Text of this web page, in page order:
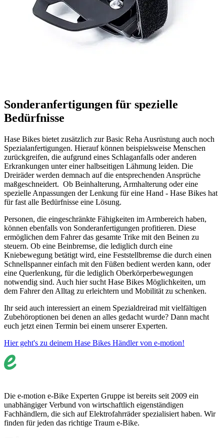
Sonderanfertigungen für spezielle
Bedürfnisse
Hase Bikes bietet zusätzlich zur Basic Reha Ausrüstung auch noch
Spezialanfertigungen. Hierauf können beispielsweise Menschen
zurückgreifen, die aufgrund eines Schlaganfalls oder anderen
Erkrankungen unter einer halbseitigen Lähmung leiden. Die
Dreiräder werden demnach auf die entsprechenden Ansprüche
maßgeschneidert. Ob Beinhalterung, Armhalterung oder eine
spezielle Anpassungen der Lenkung für eine Hand - Hase Bikes hat
für fast alle Bedürfnisse eine Lösung.
Personen, die eingeschränkte Fähigkeiten im Armbereich haben,
können ebenfalls von Sonderanfertigungen profitieren. Diese
ermöglichen dem Fahrer das gesamte Trike mit den Beinen zu
steuern. Ob eine Beinbremse, die lediglich durch eine
Kniebewegung betätigt wird, eine Feststellbremse die durch einen
Schnellspanner einfach mit den Füßen bedient werden kann, oder
eine Querlenkung, für die lediglich Oberkörperbewegungen
notwendig sind. Auch hier sucht Hase Bikes Möglichkeiten, um
dem Fahrer den Alltag zu erleichtern und Mobilität zu schenken.
Ihr seid auch interessiert an einem Spezialdreirad mit vielfältigen
Zubehöroptionen bei denen an alles gedacht wurde? Dann macht
euch jetzt einen Termin bei einem unserer Experten.
Hier geht's zu deinem Hase Bikes Händler von e-motion!
Die e-motion e-Bike Experten Gruppe ist bereits seit 2009 ein
unabhängiger Verbund von wirtschaftlich eigenständigen
Fachhändlern, die sich auf Elektrofahrräder spezialisiert haben. Wir
finden für jeden das richtige Traum e-Bike.